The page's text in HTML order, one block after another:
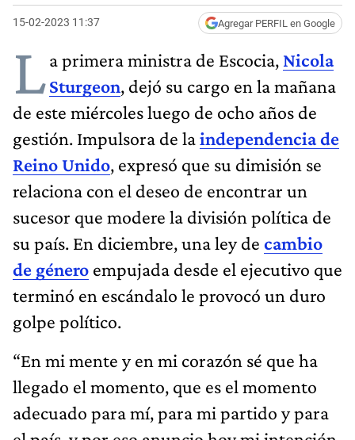
15-02-2023 11:37 Agregar PERFIL en Google
La primera ministra de Escocia, Nicola
Sturgeon, dejó su cargo en la mañana
de este miércoles luego de ocho años de
gestión. Impulsora de laindependencia de
Reino Unido, expresó que su dimisión se
relaciona con el deseo de encontrar un
sucesor que modere la división política de
su país. En diciembre, una ley de cambio
de género empujada desde el ejecutivo que
terminó en escándalo le provocó un duro
golpe político.
“En mi mente y en mi corazón sé que ha
llegado el momento, que es el momento
adecuado para mí, para mi partido y para